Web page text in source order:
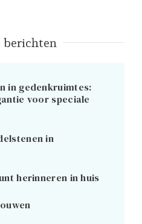
berichten
in gedenkruimtes:
voor speciale
in
herinneren in huis